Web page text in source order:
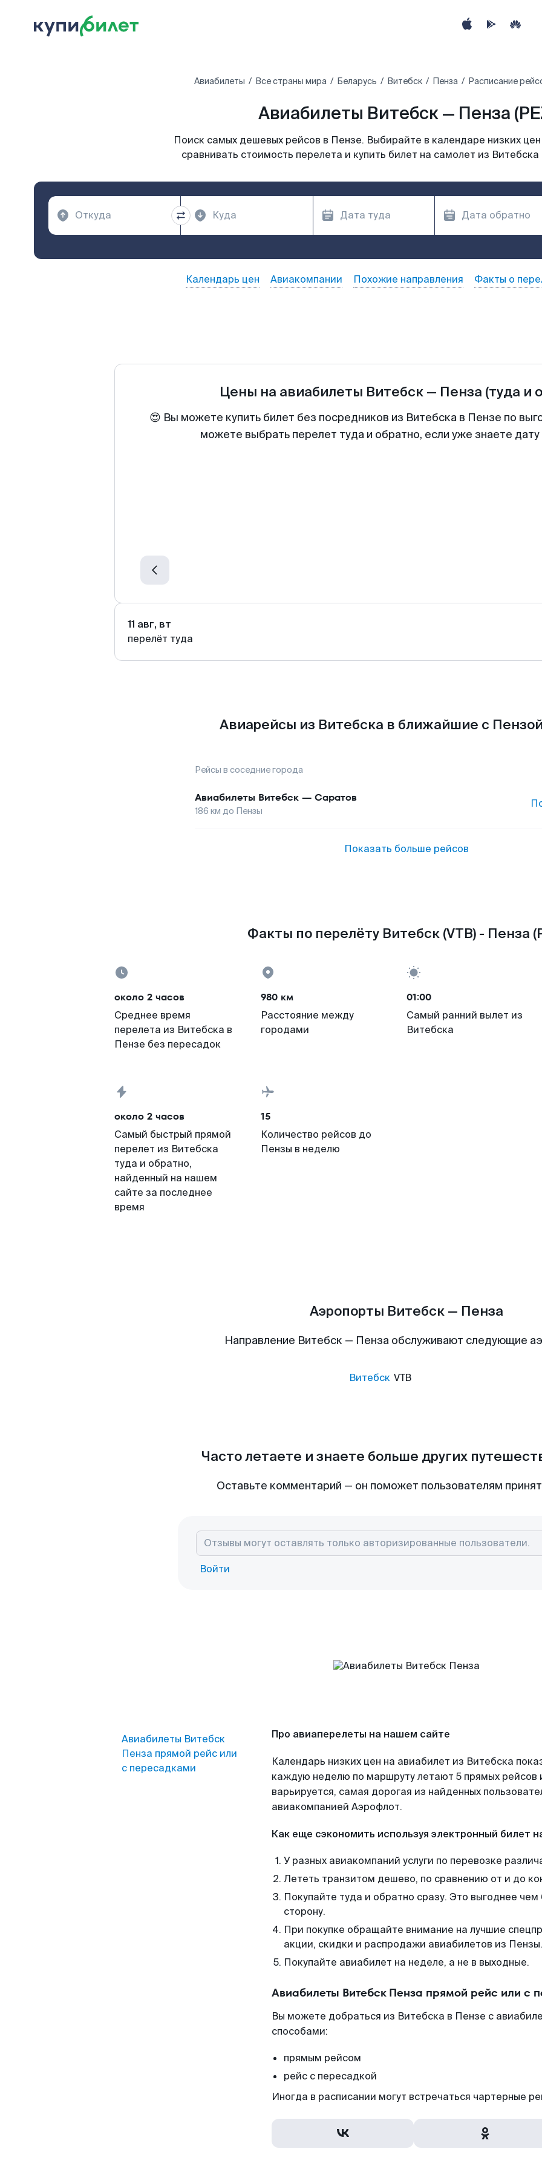
Авиабилеты Все страны мира Беларусь Витебск Пенза Расписание
Авиабилеты Витебск — Пенза
Поиск самых дешевых рейсов в Пензе. Выбирайте в календаре низких
сравнивать стоимость перелета и купить билет на самолет из
Календарь цен Авиакомпании Похожие направления Факты о
Цены на авиабилеты Витебск — Пенза (туда и
😍 Вы можете купить билет без посредников из Витебска в Пензе по
можете выбрать перелет туда и обратно, если уже знаете
11 авг, вт
перелёт туда
Авиарейсы из Витебска в ближайшие с
Рейсы в соседние города
Авиабилеты Витебск — Саратов
186 км до Пензы
Показать больше рейсов
Факты по перелёту Витебск (VTB) - Пенза
около 2 часов
Среднее время
перелета из Витебска в
Пензе без пересадок
980 км
Расстояние между
городами
01:00
Самый ранний вылет из
Витебска
около 2 часов
Самый быстрый прямой
перелет из Витебска
туда и обратно,
найденный на нашем
сайте за последнее
время
15
Количество рейсов до
Пензы в неделю
Аэропорты Витебск — Пенза
Направление Витебск — Пенза обслуживают следующие
Витебск VTB
Часто летаете и знаете больше других
Оставьте комментарий — он поможет пользователям
Войти
Авиабилеты Витебск
Пенза прямой рейс или
с пересадками
Про авиаперелеты на нашем сайте
Календарь низких цен на авиабилет из Витебска
каждую неделю по маршруту летают 5 прямых рейсов
варьируется, самая дорогая из найденных
авиакомпанией Аэрофлот.
Как еще сэкономить используя электронный билет
У разных авиакомпаний услуги по перевозке
Лететь транзитом дешево, по сравнению от и до
Покупайте туда и обратно сразу. Это выгоднее
сторону.
При покупке обращайте внимание на лучшие
акции, скидки и распродажи авиабилетов из Пензы.
Покупайте авиабилет на неделе, а не в выходные.
Авиабилеты Витебск Пенза прямой рейс или с
Вы можете добраться из Витебска в Пензе с
способами:
прямым рейсом
рейс с пересадкой
Иногда в расписании могут встречаться чартерные